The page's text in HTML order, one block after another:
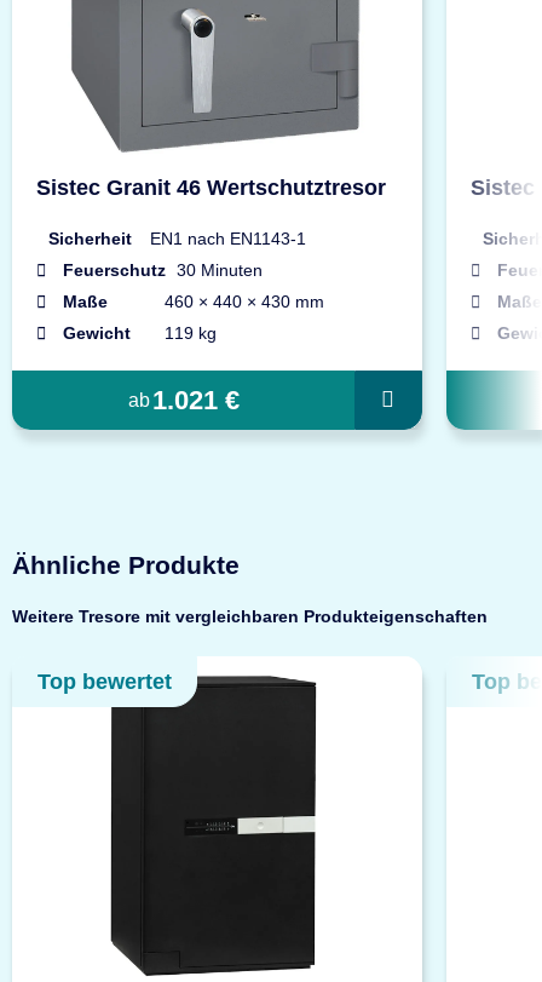
Sistec Granit 46 Wertschutztresor
Sicherheit
EN1 nach EN1143-1
Feuerschutz 30 Minuten
Maße
460 × 440 × 430 mm
Gewicht
119 kg
ab1.021 €
Sistec
Maße
Ähnliche Produkte
Weitere Tresore mit vergleichbaren Produkteigenschaften
Top bewertet Top